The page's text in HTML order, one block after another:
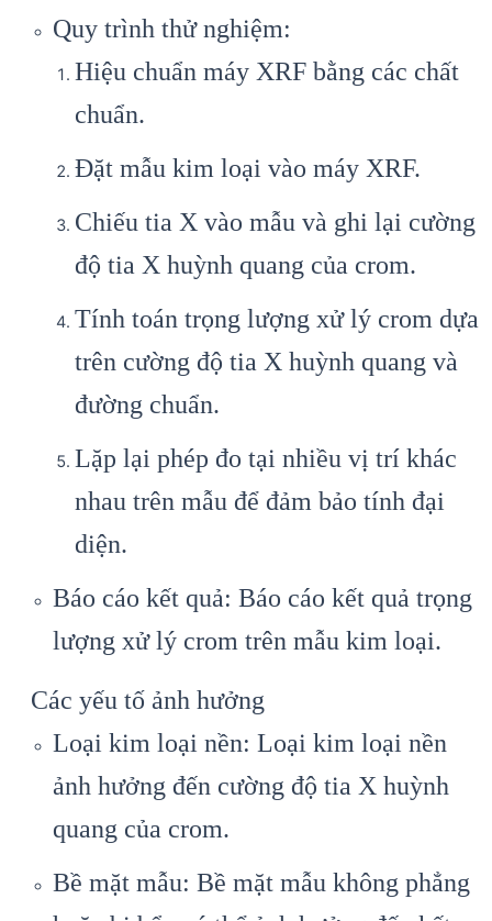
Quy trình thử nghiệm:
Hiệu chuẩn máy XRF bằng các chất
chuẩn.
Đặt mẫu kim loại vào máy XRF.
Chiếu tia X vào mẫu và ghi lại cường
độ tia X huỳnh quang của crom.
Tính toán trọng lượng xử lý crom dựa
trên cường độ tia X huỳnh quang và
đường chuẩn.
Lặp lại phép đo tại nhiều vị trí khác
nhau trên mẫu để đảm bảo tính đại
diện.
Báo cáo kết quả: Báo cáo kết quả trọng
lượng xử lý crom trên mẫu kim loại.
Các yếu tố ảnh hưởng
Loại kim loại nền: Loại kim loại nền
ảnh hưởng đến cường độ tia X huỳnh
quang của crom.
Bề mặt mẫu: Bề mặt mẫu không phẳng